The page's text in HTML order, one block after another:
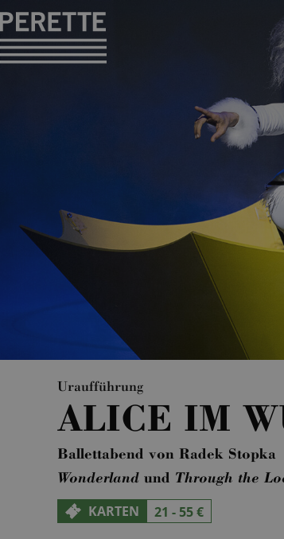
Uraufführung
ALICE IM
Ballettabend von Radek
Wonderland und Through the
KARTEN 21 - 55 €